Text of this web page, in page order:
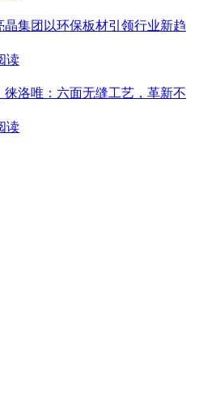
集团以环保板材引领行业新趋
读
洛唯：六面无缝工艺，革新不
读